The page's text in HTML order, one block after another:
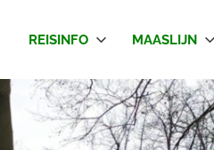
REISINFO MAASLIJN